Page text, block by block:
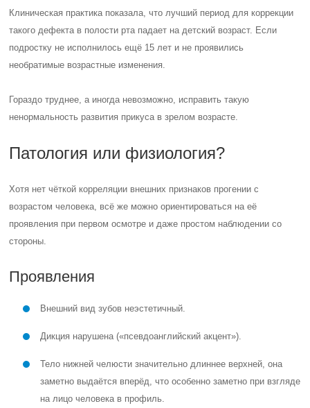
Клиническая практика показала, что лучший период для коррекции
такого дефекта в полости рта падает на детский возраст. Если
подростку не исполнилось ещё 15 лет и не проявились
необратимые возрастные изменения.
Гораздо труднее, а иногда невозможно, исправить такую
ненормальность развития прикуса в зрелом возрасте.
Патология или физиология?
Хотя нет чёткой корреляции внешних признаков прогении с
возрастом человека, всё же можно ориентироваться на её
проявления при первом осмотре и даже простом наблюдении со
стороны.
Проявления
Внешний вид зубов неэстетичный.
Дикция нарушена («псевдоанглийский акцент»).
Тело нижней челюсти значительно длиннее верхней, она
заметно выдаётся вперёд, что особенно заметно при взгляде
на лицо человека в профиль.